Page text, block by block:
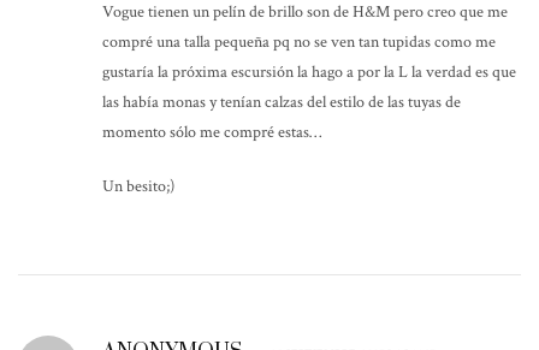
Vogue tienen un pelín de brillo son de H&M pero creo que me
compré una talla pequeña pq no se ven tan tupidas como me
gustaría la próxima escursión la hago a por la L la verdad es que
las había monas y tenían calzas del estilo de las tuyas de
momento sólo me compré estas…
Un besito;)